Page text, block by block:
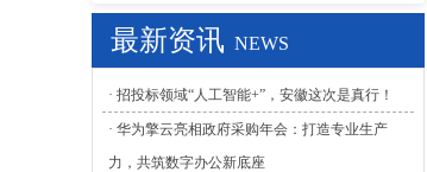
最新资讯 NEWS
· 招投标领域“人工智能+”，安徽这次是真行！
· 华为擎云亮相政府采购年会：打造专业生产
力，共筑数字办公新底座